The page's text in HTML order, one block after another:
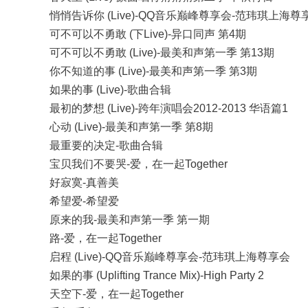
悄悄告诉你 (Live)-QQ音乐巅峰尊享会-范玮琪上海尊
可不可以不勇敢 (下Live)-异口同声 第4期
可不可以不勇敢 (Live)-最美和声第一季 第13期
你不知道的事 (Live)-最美和声第一季 第3期
如果的事 (Live)-歌曲合辑
最初的梦想 (Live)-跨年演唱会2012-2013 华语篇1
心动 (Live)-最美和声第一季 第8期
最重要的决定-歌曲合辑
宝贝我们不要哭-爱，在一起Together
好寂寞-真善美
希望爱-希望爱
原来的我-最美和声第一季 第一期
路-爱，在一起Together
启程 (Live)-QQ音乐巅峰尊享会-范玮琪上海尊享会
如果的事 (Uplifting Trance Mix)-High Party 2
天空下-爱，在一起Together